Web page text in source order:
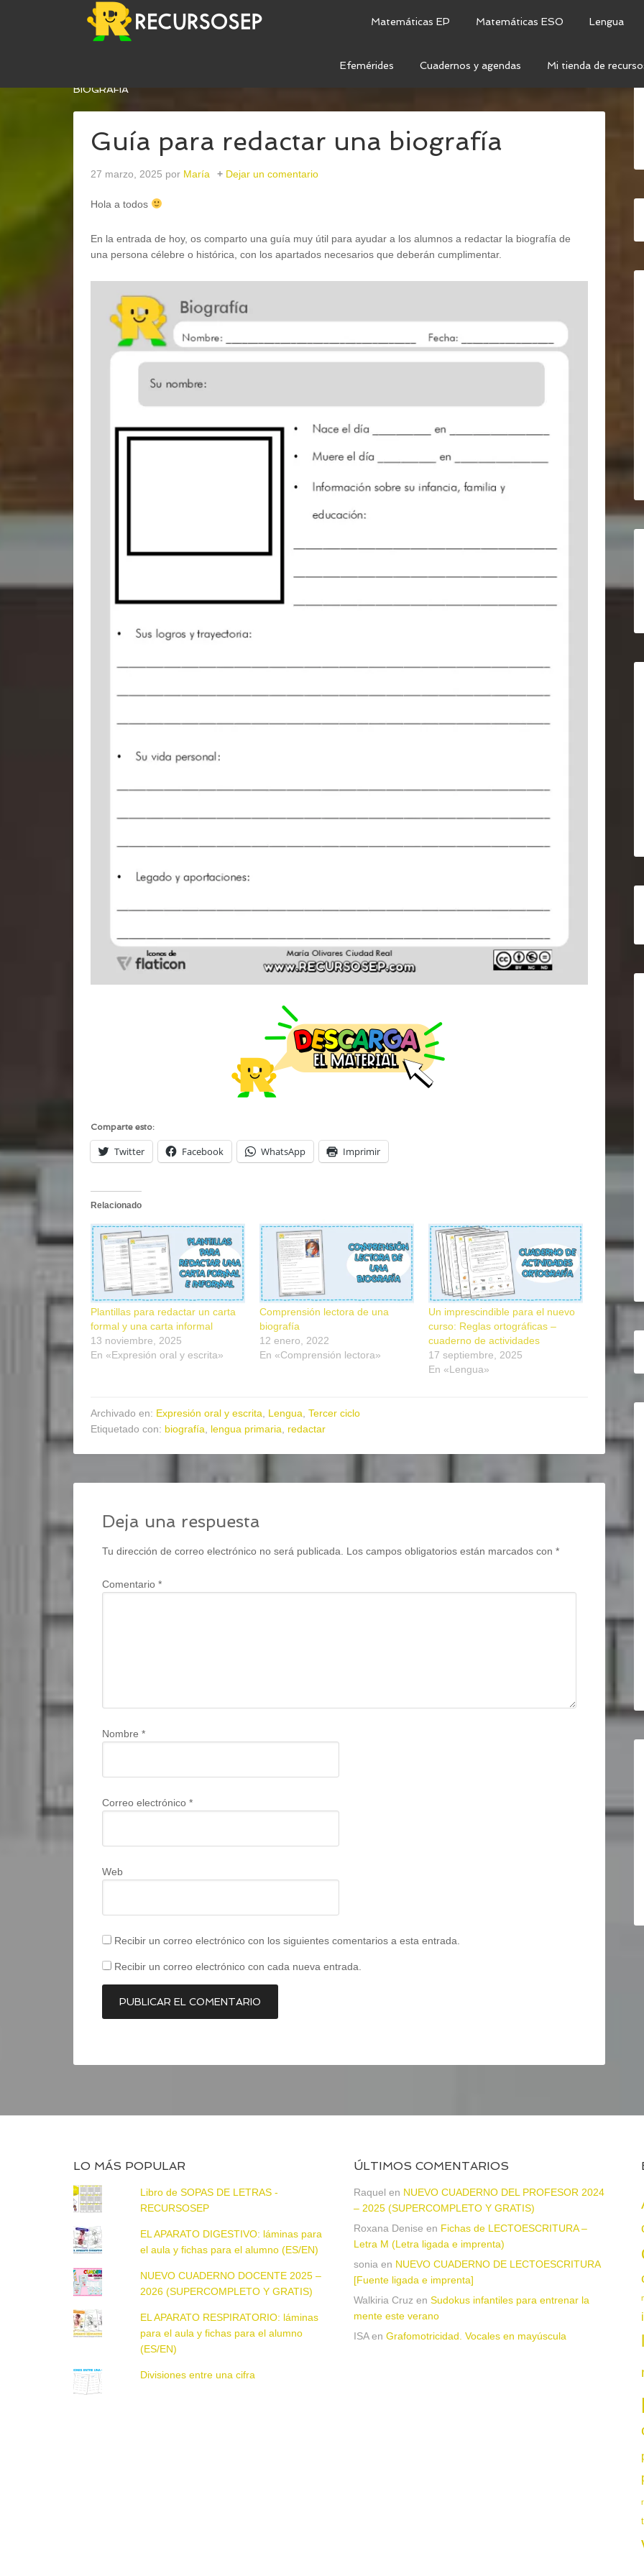
Matemáticas EP Matemáticas ESO Lengua
Efemérides Cuadernos y agendas Mi tienda de
GUÍA PARA REDACTAR UNA
BIOGRAFÍA
Guía para redactar una biografía
27 marzo, 2025 por María Dejar un comentario
Hola a todos
En la entrada de hoy, os comparto una guía muy útil para ayudar a los alumnos a redactar la biografía de
una persona célebre o histórica, con los apartados necesarios que deberán cumplimentar.
Comparte esto:
Twitter Facebook WhatsApp Imprimir
Relacionado
Plantillas para redactar un carta
formal y una carta informal
13 noviembre, 2025
En «Expresión oral y escrita»
Comprensión lectora de una
biografía
12 enero, 2022
En «Comprensión lectora»
Un imprescindible para el nuevo
curso: Reglas ortográficas –
cuaderno de actividades
17 septiembre, 2025
En «Lengua»
Archivado en: Expresión oral y escrita Lengua Tercer ciclo
Etiquetado con: biografía lengua primaria redactar
Deja una respuesta
Tu dirección de correo electrónico no será publicada. Los campos obligatorios están marcados con *
Comentario *
Nombre *
Correo electrónico *
Web
Recibir un correo electrónico con los siguientes comentarios a esta entrada.
Recibir un correo electrónico con cada nueva entrada.
LO MÁS POPULAR
Libro de SOPAS DE LETRAS -
RECURSOSEP
EL APARATO DIGESTIVO: láminas para
el aula y fichas para el alumno (ES/EN)
NUEVO CUADERNO DOCENTE 2025 –
2026 (SUPERCOMPLETO Y GRATIS)
EL APARATO RESPIRATORIO: láminas
para el aula y fichas para el alumno
(ES/EN)
Divisiones entre una cifra
ÚLTIMOS COMENTARIOS
Raquel en NUEVO CUADERNO DEL PROFESOR 2024
– 2025 (SUPERCOMPLETO Y GRATIS)
Roxana Denise en Fichas de LECTOESCRITURA –
Letra M (Letra ligada e imprenta)
sonia en NUEVO CUADERNO DE LECTOESCRITURA
[Fuente ligada e imprenta]
Walkiria Cruz en Sudokus infantiles para entrenar la
mente este verano
ISAen Grafomotricidad. Vocales en mayúscula